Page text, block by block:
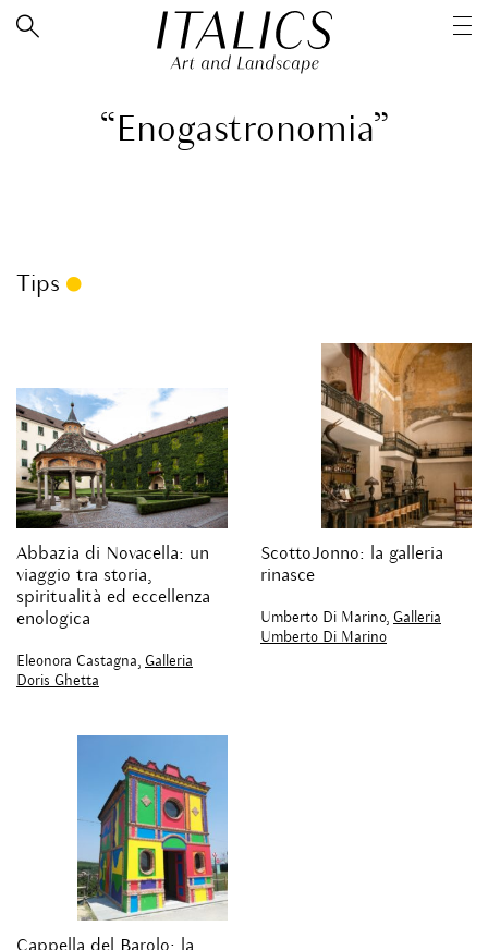
“Enogastronomia”
Tips
Abbazia di Novacella: un
viaggio tra storia,
spiritualità ed eccellenza
enologica
Eleonora Castagna, Galleria
Doris Ghetta
ScottoJonno: la galleria
rinasce
Umberto Di Marino, Galleria
Umberto Di Marino
Cappella del Barolo: la